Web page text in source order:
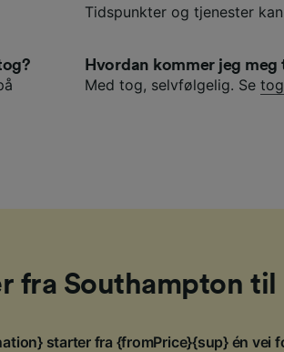
Tidspunkter og tjenester
Hvordan kommer jeg
Med tog, selvfølgelig. Se
fra Southampton til
starter fra {fromPrice}{sup} én vei